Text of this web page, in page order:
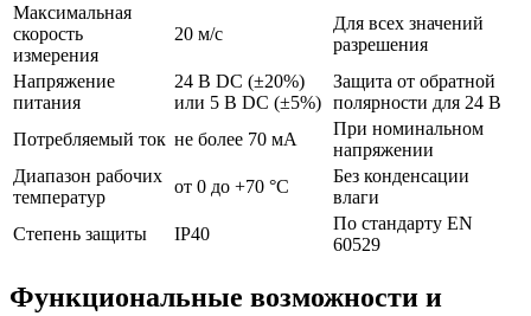
Максимальная
скорость
измерения
20 м/с
Для всех значений
разрешения
Напряжение
питания
24 В DC (±20%)
или 5 В DC (±5%)
Защита от обратной
полярности для 24 В
Потребляемый ток не более 70 мА
При номинальном
напряжении
Диапазон рабочих
температур
от 0 до +70 °C
Без конденсации
влаги
Степень защиты
IP40
По стандарту EN
60529
Функциональные возможности и